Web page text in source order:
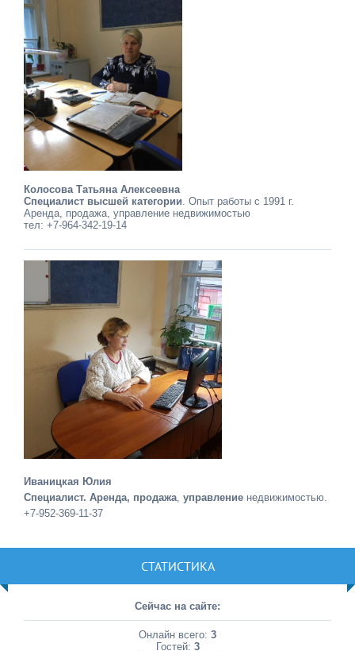
Колосова Татьяна Алексеевна
Специалист высшей категории . Опыт работы с 1991 г.
Аренда, продажа, управление недвижимостью
тел: +7-964-342-19-14
Иваницкая Юлия
Специалист. Аренда, продажа управление недвижимостью.
+7-952-369-11-37
СТАТИСТИКА
Сейчас на сайте:
Онлайн всего: 3
Гостей: 3